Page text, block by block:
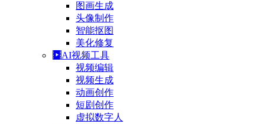
图画生成
头像制作
智能抠图
美化修复
AI视频工具
视频编辑
视频生成
动画创作
短剧创作
虚拟数字人